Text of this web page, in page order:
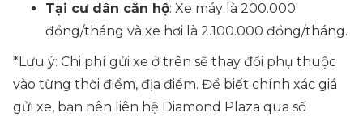
Tại cư dân căn hộ: Xe máy là 200.000
đồng/tháng và xe hơi là 2.100.000 đồng/tháng.
*Lưu ý: Chi phí gửi xe ở trên sẽ thay đổi phụ thuộc
vào từng thời điểm, địa điểm. Để biết chính xác giá
gửi xe, bạn nên liên hệ Diamond Plaza qua số